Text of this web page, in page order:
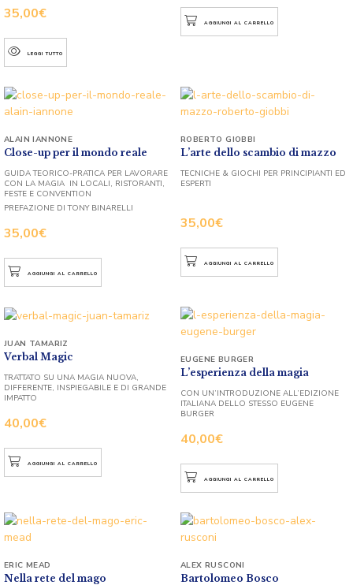
35,00€
LEGGI TUTTO
AGGIUNGI AL CARRELLO
Close-up per il mondo reale
35,00€
ALAIN IANNONE
GUIDA TEORICO-PRATICA PER LAVORARE
CON LA MAGIA IN LOCALI, RISTORANTI,
FESTE E CONVENTION
PREFAZIONE DI TONY BINARELLI
AGGIUNGI AL CARRELLO
L’arte dello scambio di mazzo
35,00€
ROBERTO GIOBBI
TECNICHE & GIOCHI PER PRINCIPIANTI ED
ESPERTI
AGGIUNGI AL CARRELLO
Verbal Magic
40,00€
JUAN TAMARIZ
TRATTATO SU UNA MAGIA NUOVA,
DIFFERENTE, INSPIEGABILE E DI GRANDE
IMPATTO
AGGIUNGI AL CARRELLO
L’esperienza della magia
40,00€
EUGENE BURGER
CON UN’INTRODUZIONE ALL’EDIZIONE
ITALIANA DELLO STESSO EUGENE
BURGER
AGGIUNGI AL CARRELLO
Nella rete del mago
ERIC MEAD
Bartolomeo Bosco
ALEX RUSCONI